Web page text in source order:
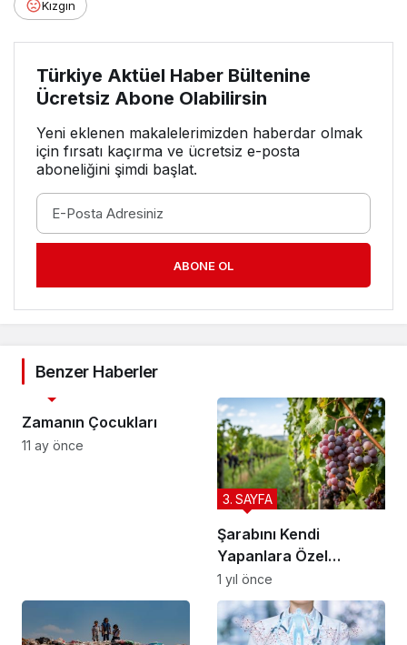
Kızgın
Türkiye Aktüel Haber Bültenine
Ücretsiz Abone Olabilirsin
Yeni eklenen makalelerimizden haberdar olmak
için fırsatı kaçırma ve ücretsiz e-posta
aboneliğini şimdi başlat.
ABONE OL
Benzer Haberler
Zamanın Çocukları
11 ay önce
Şarabını Kendi
Yapanlara Özel
Tavsiyeler
3. SAYFA
1 yıl önce